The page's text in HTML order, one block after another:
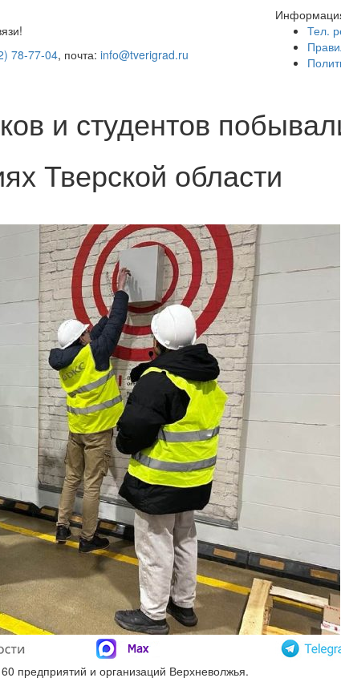
78-77-04, почта: info@tverigrad.ru
Тел.
и студентов
Тверской области
предприятий и организаций Верхневолжья.